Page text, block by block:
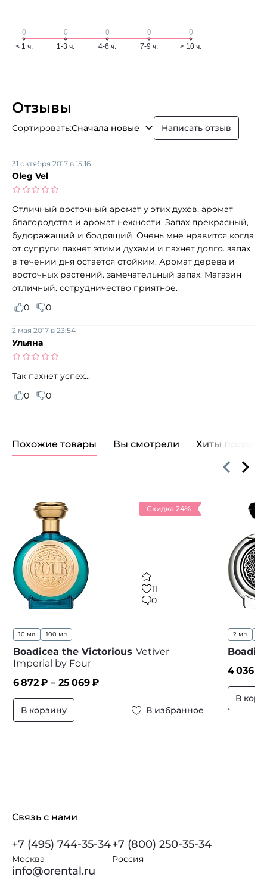
Отзывы
Сортировать:Сначала новые Написать отзыв
Oleg Vel
31 октября 2017 в 15:16
Отличный восточный аромат у этих духов, аромат
благородства и аромат нежности. Запах прекрасный,
будоражащий и бодрящий. Очень мне нравится когда
от супруги пахнет этими духами и пахнет долго. запах
в течении дня остается стойким. Аромат дерева и
восточных растений. замечательный запах. Магазин
отличный. сотрудничество приятное.
0
0
Ульяна
2 мая 2017 в 23:54
Так пахнет успех...
0
0
Похожие товары Вы смотрели Хиты продаж
Скидка 24%
11
0
10 мл 100 мл
Boadicea the Victorious Vetiver
Imperial by Four
6 872₽ – 25 069₽
В корзину В избранное
2 мл
4 036
В
Связь с нами
+7 (495) 744-35-34
Москва
+7 (800) 250-35-34
Россия
info@orental.ru